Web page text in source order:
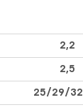
2,2
2,5
25/29/